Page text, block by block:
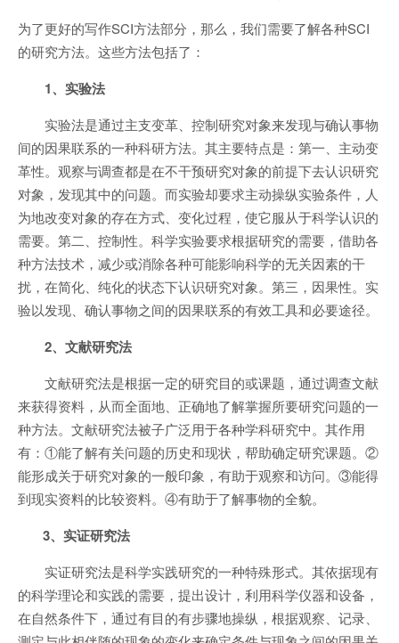
为了更好的写作SCI方法部分，那么，我们需要了解各种SCI
的研究方法。这些方法包括了：
1、实验法
实验法是通过主支变革、控制研究对象来发现与确认事物
间的因果联系的一种科研方法。其主要特点是：第一、主动变
革性。观察与调查都是在不干预研究对象的前提下去认识研究
对象，发现其中的问题。而实验却要求主动操纵实验条件，人
为地改变对象的存在方式、变化过程，使它服从于科学认识的
需要。第二、控制性。科学实验要求根据研究的需要，借助各
种方法技术，减少或消除各种可能影响科学的无关因素的干
扰，在简化、纯化的状态下认识研究对象。第三，因果性。实
验以发现、确认事物之间的因果联系的有效工具和必要途径。
2、文献研究法
文献研究法是根据一定的研究目的或课题，通过调查文献
来获得资料，从而全面地、正确地了解掌握所要研究问题的一
种方法。文献研究法被子广泛用于各种学科研究中。其作用
有：①能了解有关问题的历史和现状，帮助确定研究课题。②
能形成关于研究对象的一般印象，有助于观察和访问。③能得
到现实资料的比较资料。④有助于了解事物的全貌。
3、实证研究法
实证研究法是科学实践研究的一种特殊形式。其依据现有
的科学理论和实践的需要，提出设计，利用科学仪器和设备，
在自然条件下，通过有目的有步骤地操纵，根据观察、记录、